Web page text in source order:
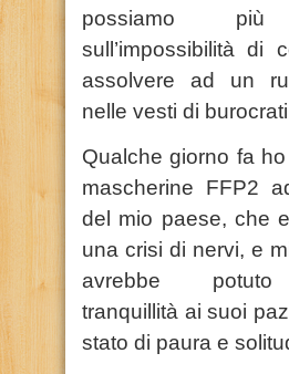
possiamo più
sull’impossibilità di
assolvere ad un
nelle vesti di
Qualche giorno fa
mascherine FFP2
del mio paese, che
una crisi di nervi, e
avrebbe potuto
tranquillità ai suoi
stato di paura e